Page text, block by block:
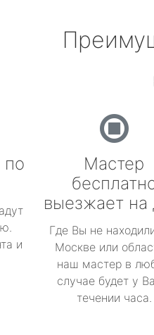
и
Мастер
выезжает на
Где Вы не
Москве или
наш мастер в
случае будет у
течении часа.